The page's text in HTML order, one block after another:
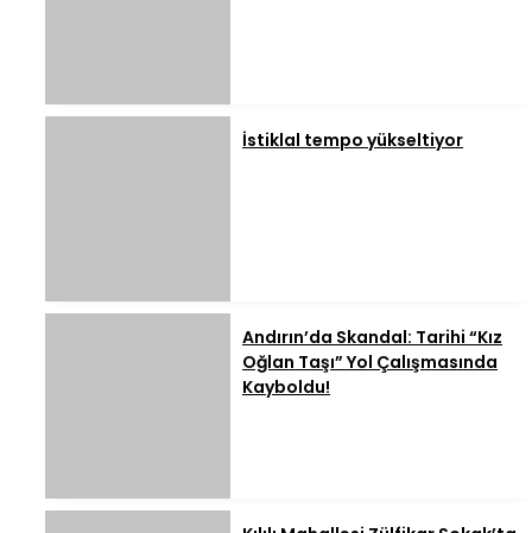
İstiklal tempo yükseltiyor
Andırın’da Skandal: Tarihi “Kız
Oğlan Taşı” Yol Çalışmasında
Kayboldu!